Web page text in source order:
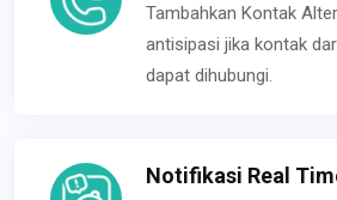
Tambahkan Kontak
antisipasi jika kontak
dapat dihubungi.
Notifikasi Real